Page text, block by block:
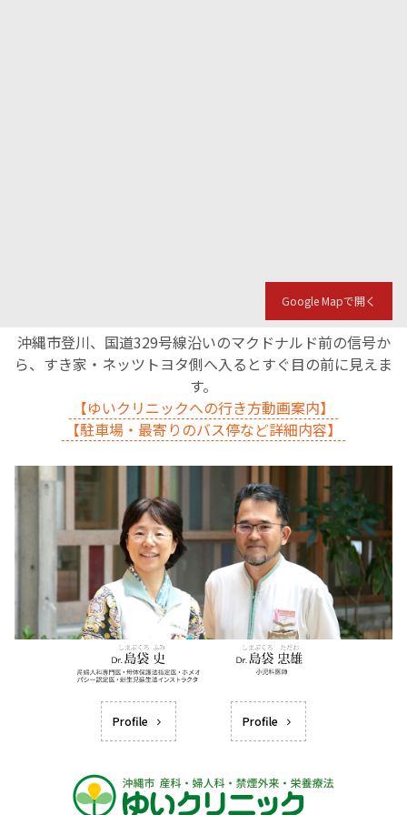
Google Mapで開く
沖縄市登川、国道329号線沿いのマクドナルド前の信号か
ら、すき家・ネッツトヨタ側へ入るとすぐ目の前に見えま
す。
【ゆいクリニックへの行き方動画案内】
【駐車場・最寄りのバス停など詳細内容】
Profile Profile